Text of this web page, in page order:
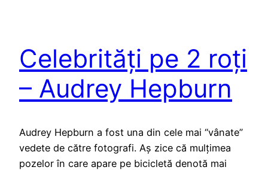
Celebrități pe 2 roți
– Audrey Hepburn
Audrey Hepburn a fost una din cele mai “vânate”
vedete de către fotografi. Aș zice că mulțimea
pozelor în care apare pe bicicletă denotă mai